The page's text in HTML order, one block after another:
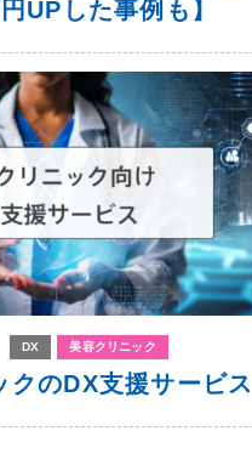
UPした事例も】
DX 美容クリニック
クのDX支援サービス